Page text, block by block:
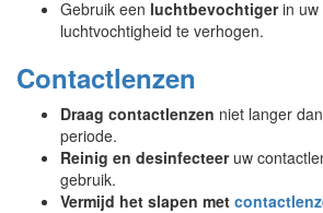
Gebruik een luchtbevochtigerin uw
luchtvochtigheid te verhogen.
Contactlenzen
Draag contactlenzen niet langer
periode.
Reinig en desinfecteeruw
gebruik.
Vermijd het slapen met